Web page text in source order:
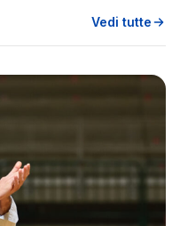
Vedi tutte